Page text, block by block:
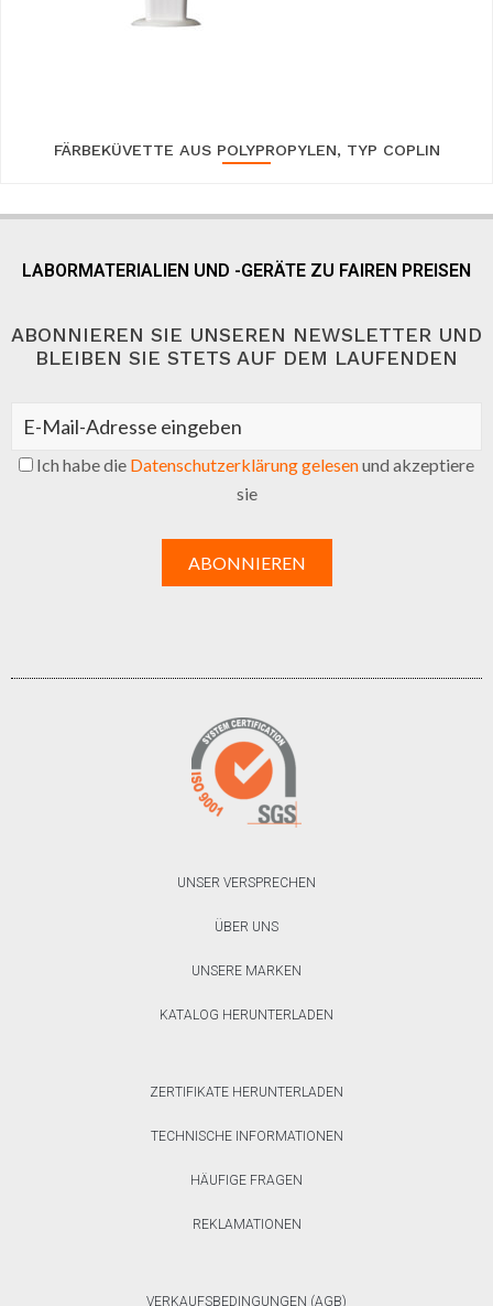
FÄRBEKÜVETTE AUS POLYPROPYLEN, TYP COPLIN
LABORMATERIALIEN UND -GERÄTE ZU FAIREN PREISEN
ABONNIEREN SIE UNSEREN NEWSLETTER UND
BLEIBEN SIE STETS AUF DEM LAUFENDEN
Ich habe die Datenschutzerklärung gelesenund akzeptiere
sie
UNSER VERSPRECHEN
ÜBER UNS
UNSERE MARKEN
KATALOG HERUNTERLADEN
ZERTIFIKATE HERUNTERLADEN
TECHNISCHE INFORMATIONEN
HÄUFIGE FRAGEN
REKLAMATIONEN
VERKAUFSBEDINGUNGEN (AGB)